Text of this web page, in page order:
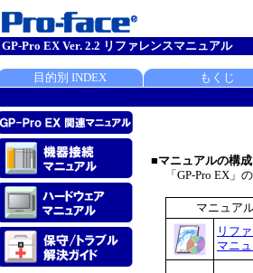
GP-Pro EX Ver. 2.2 リファレンスマニュアル
目的別 INDEX もくじ
■マニュアルの構成
「GP-Pro EX
マニュア
リフ
マニ